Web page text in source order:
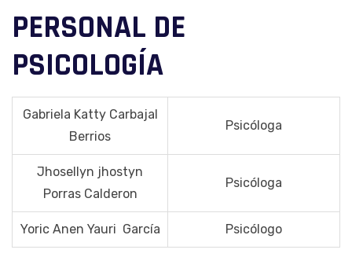
PERSONAL DE
PSICOLOGÍA
Gabriela Katty Carbajal
Berrios
Psicóloga
Jhosellyn jhostyn
Porras Calderon
Psicóloga
Yoric Anen Yauri García Psicólogo